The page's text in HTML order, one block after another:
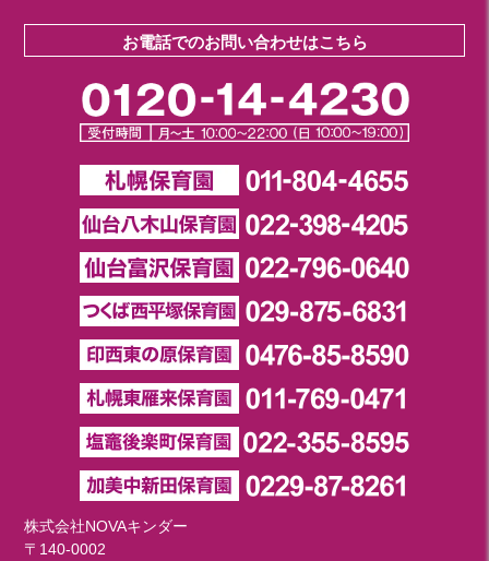
お電話でのお問い合わせはこちら
株式会社NOVAキンダー
〒140-0002